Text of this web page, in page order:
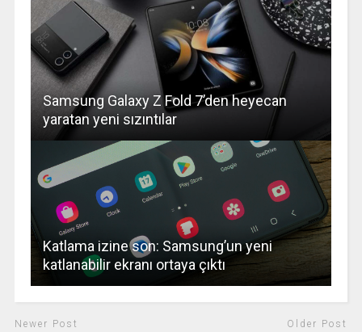
Samsung Galaxy Z Fold 7’den heyecan
yaratan yeni sızıntılar
Katlama izine son: Samsung’un yeni
katlanabilir ekranı ortaya çıktı
Newer Post Older Post